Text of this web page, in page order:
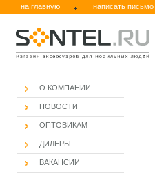
на главную написать письмо
О КОМПАНИИ
НОВОСТИ
ОПТОВИКАМ
ДИЛЕРЫ
ВАКАНСИИ